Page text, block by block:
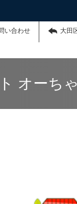
い合わせ 大田
オーち